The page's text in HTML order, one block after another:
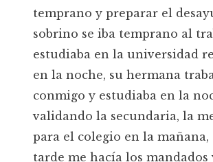
temprano y preparar el
sobrino se iba temprano al
estudiaba en la universidad
en la noche, su hermana
conmigo y estudiaba en la
validando la secundaria, la
para el colegio en la mañana,
tarde me hacía los